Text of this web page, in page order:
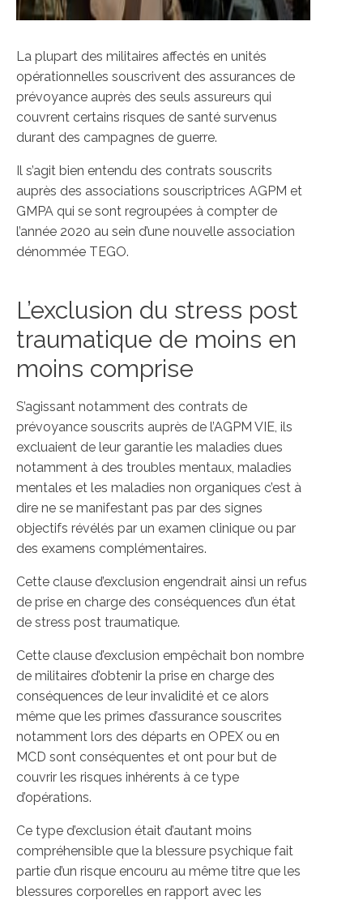
La plupart des militaires affectés en unités
opérationnelles souscrivent des assurances de
prévoyance auprès des seuls assureurs qui
couvrent certains risques de santé survenus
durant des campagnes de guerre.
Il s’agit bien entendu des contrats souscrits
auprès des associations souscriptrices AGPM et
GMPA qui se sont regroupées à compter de
l’année 2020 au sein d’une nouvelle association
dénommée TEGO.
L’exclusion du stress post
traumatique de moins en
moins comprise
S’agissant notamment des contrats de
prévoyance souscrits auprès de l’AGPM VIE, ils
excluaient de leur garantie les maladies dues
notamment à des troubles mentaux, maladies
mentales et les maladies non organiques c’est à
dire ne se manifestant pas par des signes
objectifs révélés par un examen clinique ou par
des examens complémentaires.
Cette clause d’exclusion engendrait ainsi un refus
de prise en charge des conséquences d’un état
de stress post traumatique.
Cette clause d’exclusion empêchait bon nombre
de militaires d’obtenir la prise en charge des
conséquences de leur invalidité et ce alors
même que les primes d’assurance souscrites
notamment lors des départs en OPEX ou en
MCD sont conséquentes et ont pour but de
couvrir les risques inhérents à ce type
d’opérations.
Ce type d’exclusion était d’autant moins
compréhensible que la blessure psychique fait
partie d’un risque encouru au même titre que les
blessures corporelles en rapport avec les